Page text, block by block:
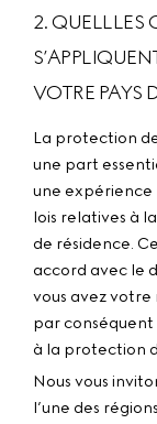
2. QUELLLES
VOTRE PAYS
La protection
une part
une expérience
lois relatives à
de résidence.
accord avec le
vous avez
par
à la protection
Nous vous
l’une des